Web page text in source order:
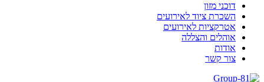
דוכני מזון
השכרת ציוד לאירועים
אטרקציות לאירועים
אוהלים והצללה
אודות
צור קשר